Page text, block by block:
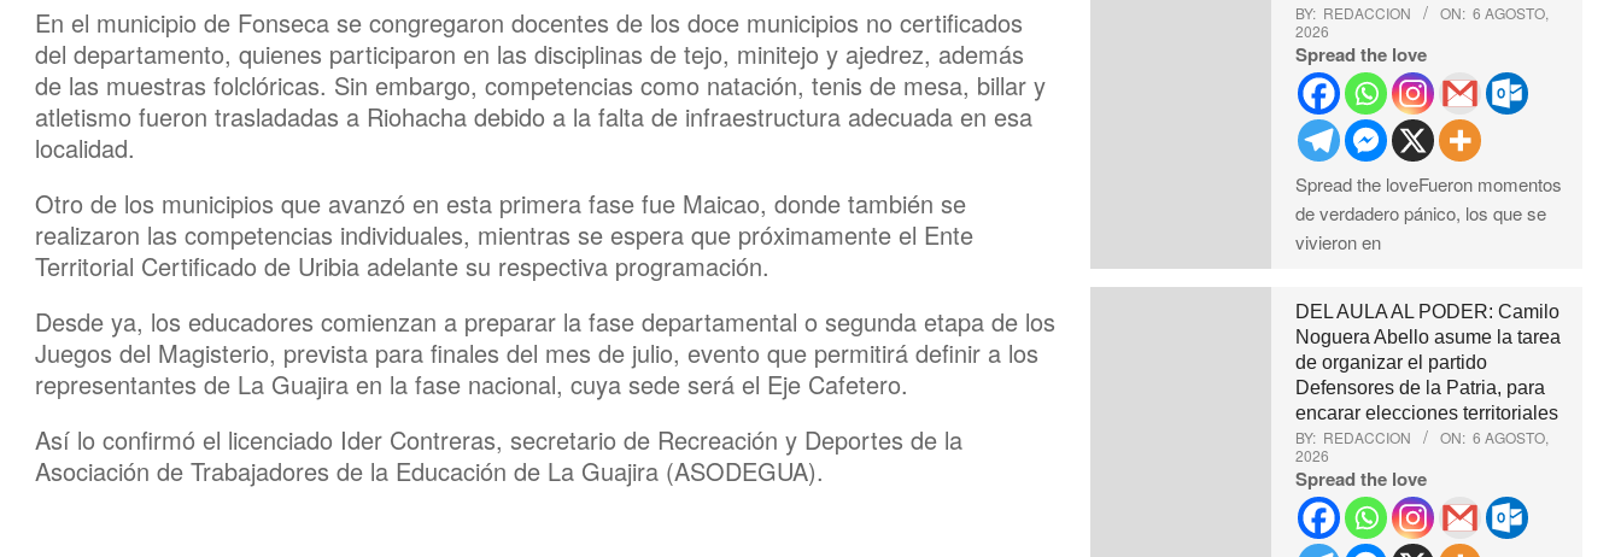
En el municipio de Fonseca se congregaron docentes de los doce municipios no certificados
del departamento, quienes participaron en las disciplinas de tejo, minitejo y ajedrez, además
de las muestras folclóricas. Sin embargo, competencias como natación, tenis de mesa, billar y
atletismo fueron trasladadas a Riohacha debido a la falta de infraestructura adecuada en esa
localidad.
Otro de los municipios que avanzó en esta primera fase fue Maicao, donde también se
realizaron las competencias individuales, mientras se espera que próximamente el Ente
Territorial Certificado de Uribia adelante su respectiva programación.
Desde ya, los educadores comienzan a preparar la fase departamental o segunda etapa de los
Juegos del Magisterio, prevista para finales del mes de julio, evento que permitirá definir a los
representantes de La Guajira en la fase nacional, cuya sede será el Eje Cafetero.
Así lo confirmó el licenciado Ider Contreras, secretario de Recreación y Deportes de la
Asociación de Trabajadores de la Educación de La Guajira (ASODEGUA).
BY: REDACCION ON: 6 AGOSTO,
2026
Spread the love
Spread the loveFueron momentos
de verdadero pánico, los que se
vivieron en
DEL AULA AL PODER: Camilo
Noguera Abello asume la tarea
de organizar el partido
Defensores de la Patria, para
encarar elecciones territoriales
BY: REDACCION ON: 6 AGOSTO,
2026
Spread the love